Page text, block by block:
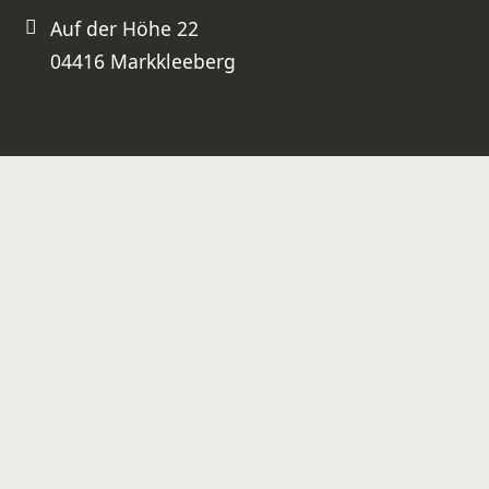
Auf der Höhe 22
04416 Markkleeberg